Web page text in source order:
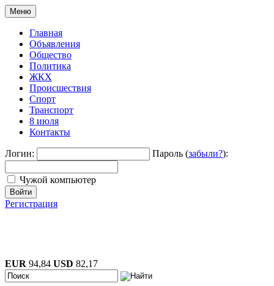
Меню
Главная
Объявления
Общество
Политика
ЖКХ
Происшествия
Спорт
Транспорт
8 июля
Контакты
Логин: Пароль (забыли?):
Чужой компьютер
Войти
Регистрация
EUR 94,84 USD 82,17